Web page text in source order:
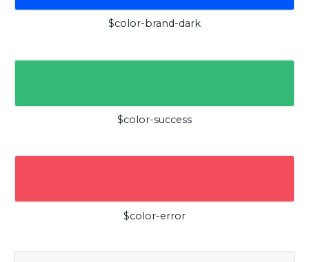
$color-brand-dark
$color-success
$color-error